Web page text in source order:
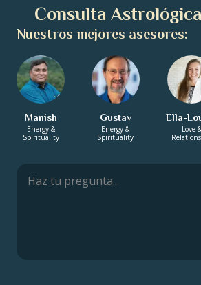
Consulta
Nuestros mejores asesores:
Manish
Energy &
Spirituality
Gustav
Energy &
Spirituality
Ella-
Love &